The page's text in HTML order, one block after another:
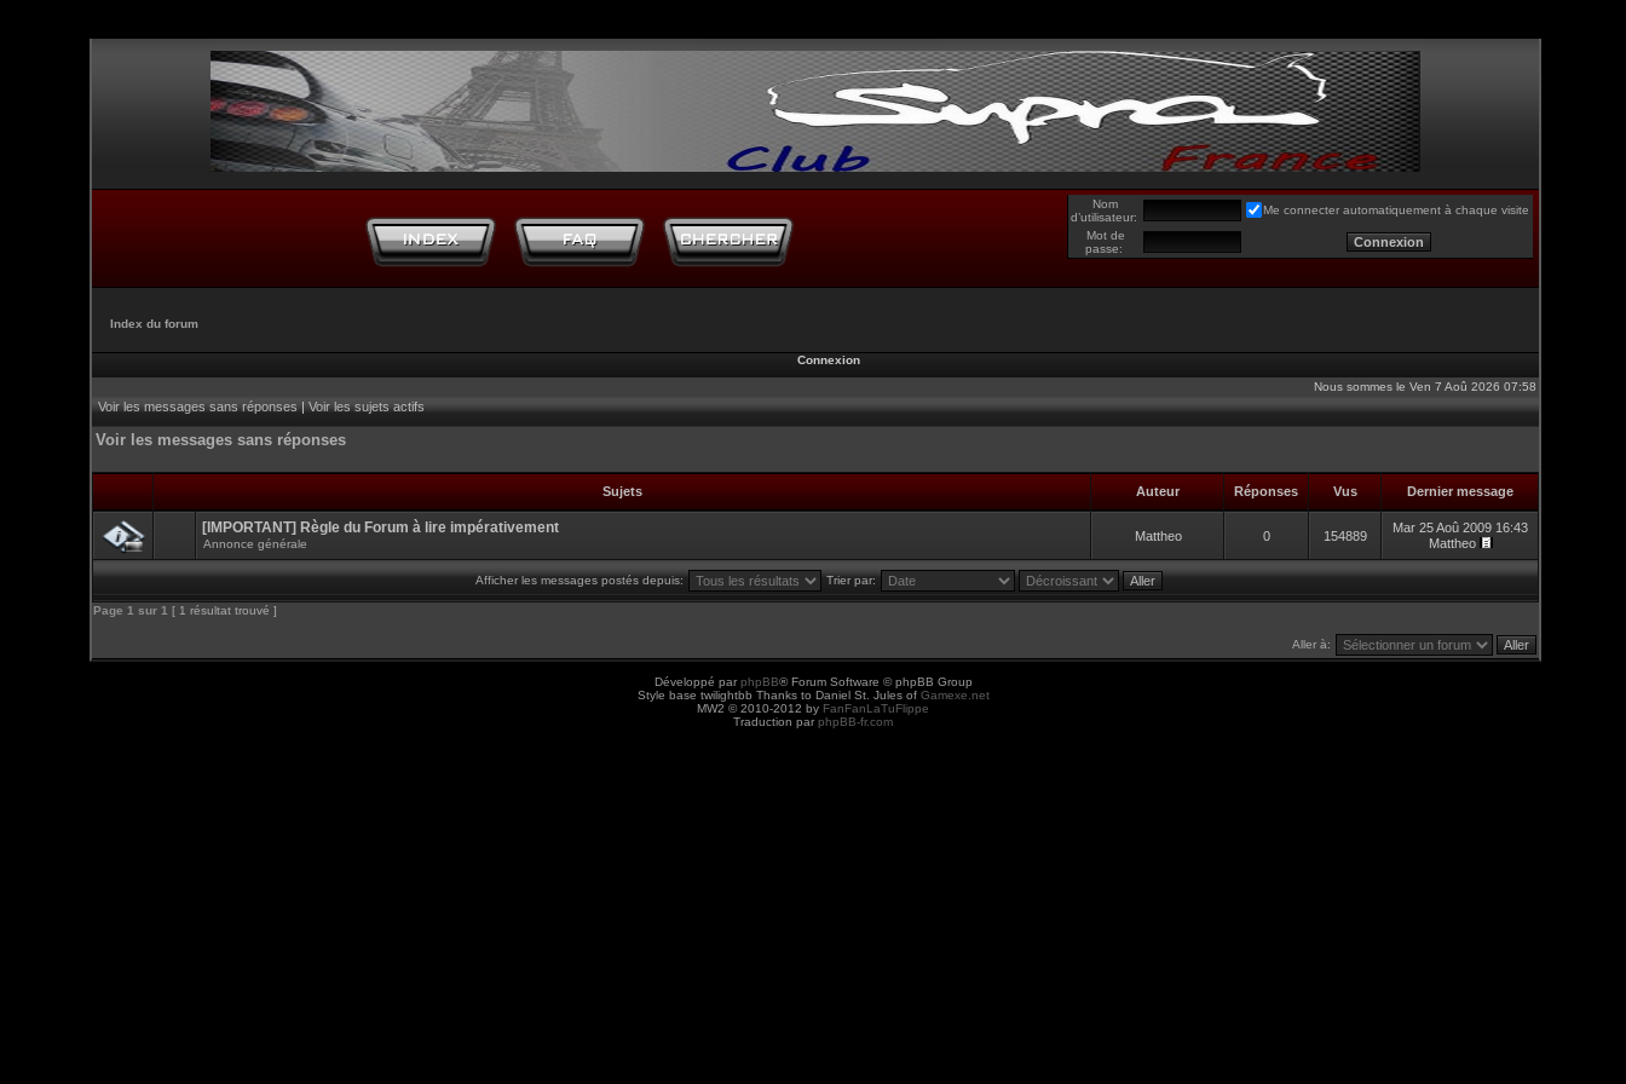
Nom
d’utilisateur:
Me connecter automatiquement à chaque visite
Mot de
passe:
Index du forum
Connexion
Nous sommes le Ven 7 Aoû 2026 07:58
Voir les messages sans réponses|Voir les sujets actifs
Voir les messages sans réponses
Sujets Auteur Réponses Vus Dernier message
[IMPORTANT] Règle du Forum à lire impérativement
Annonce générale
Mattheo 0 154889
Mar 25 Aoû 2009 16:43
Mattheo
Afficher les messages postés depuis: Trier par:
Page 1 sur 1 [ 1 résultat trouvé ]
Aller à:
Développé par phpBB® Forum Software © phpBB Group
Style base twilightbb Thanks to Daniel St. Jules of Gamexe.net
MW2 © 2010-2012 by FanFanLaTuFlippe
Traduction par phpBB-fr.com